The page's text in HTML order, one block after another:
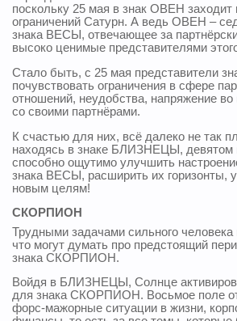
поскольку 25 мая в знак ОВЕН заходит
ограничений Сатурн. А ведь ОВЕН –
знака ВЕСЫ, отвечающее за
высоко ценимые представителями
Стало быть, с 25 мая представители
почувствовать ограничения в сфере
отношений, неудобства, напряжение
со своими партнёрами.
К счастью для них, всё далеко не так
находясь в знаке БЛИЗНЕЦЫ,
способно ощутимо улучшить
знака ВЕСЫ, расширить их горизонты,
новым целям!
СКОРПИОН
Трудными задачами сильного человека
что могут думать про предстоящий
знака СКОРПИОН.
Войдя в БЛИЗНЕЦЫ, Солнце
для знака СКОРПИОН. Восьмое поле
форс-мажорные ситуации в жизни,